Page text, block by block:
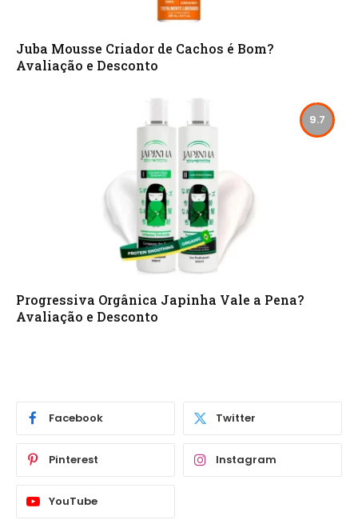
Juba Mousse Criador de Cachos é Bom?
Avaliação e Desconto
9.7
Progressiva Orgânica Japinha Vale a Pena?
Avaliação e Desconto
Facebook Twitter
Pinterest Instagram
YouTube